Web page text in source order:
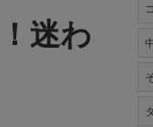
迷わ